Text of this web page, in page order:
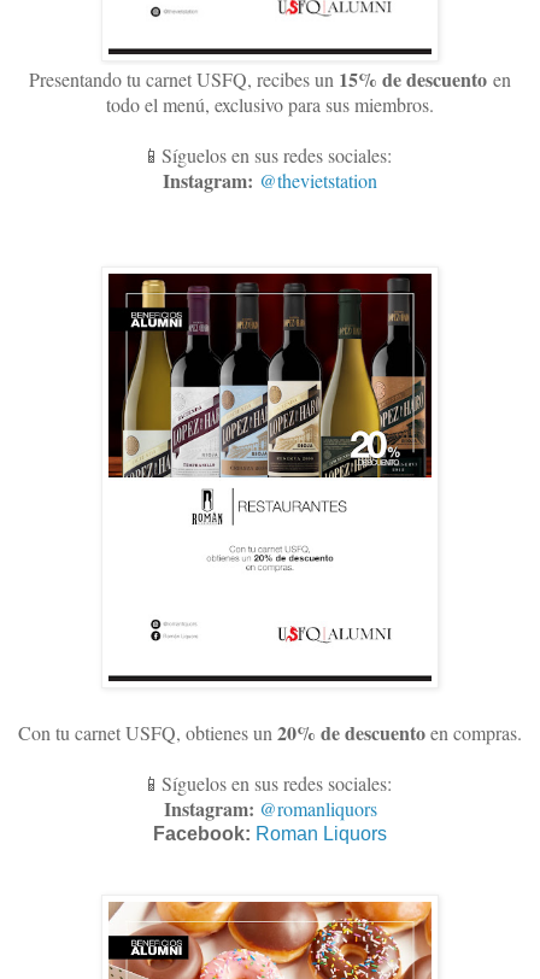
Presentando tu carnet USFQ, recibes un 15% de descuento en
todo el menú, exclusivo para sus miembros.
📱Síguelos en sus redes sociales:
Instagram: @thevietstation
Con tu carnet USFQ, obtienes un20% de descuentoen compras.
📱Síguelos en sus redes sociales:
Instagram: @romanliquors
Facebook: Roman Liquors